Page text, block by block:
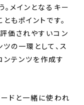
メインとなるキー
もポイントです。
価されやすいコン
の一環として、ス
テンツを作成す
ードと一緒に使われ